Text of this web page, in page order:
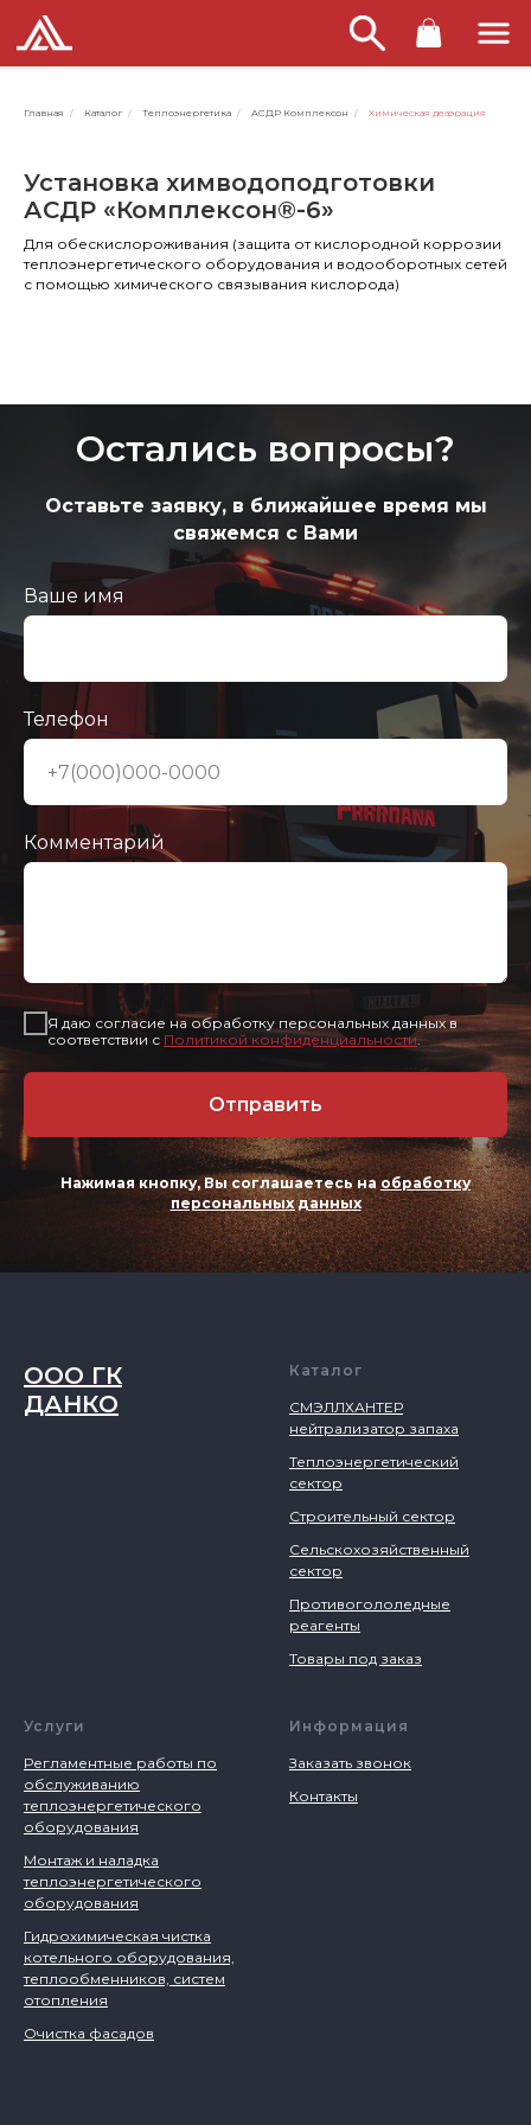
Главная / Каталог / Теплоэнергетика / АСДР Комплексон / Химическая деаэрация
Установка химводоподготовки
АСДР «Комплексон®-6»
Для обескислороживания (защита от кислородной коррозии
теплоэнергетического оборудования и водооборотных сетей
с помощью химического связывания кислорода)
Остались вопросы?
Оставьте заявку, в ближайшее время мы
свяжемся с Вами
Ваше имя
Телефон
Комментарий
Я даю согласие на обработку персональных данных в
соответствии с Политикой конфиденциальности.
Отправить
Нажимая кнопку, Вы соглашаетесь наобработку
персональных данных
ООО ГК
ДАНКО
Каталог
СМЭЛЛХАНТЕР
нейтрализатор запаха
Теплоэнергетический
сектор
Строительный сектор
Сельскохозяйственный
сектор
Противогололедные
реагенты
Товары под заказ
Услуги
Регламентные работы по
обслуживанию
теплоэнергетического
оборудования
Монтаж и наладка
теплоэнергетического
оборудования
Гидрохимическая чистка
котельного оборудования,
теплообменников, систем
отопления
Очистка фасадов
Информация
Заказать звонок
Контакты